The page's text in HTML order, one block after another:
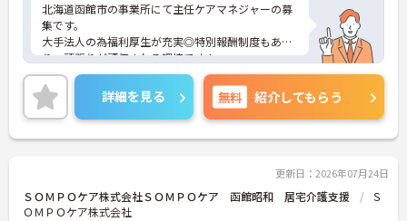
北海道函館市の事業所にて主任ケアマネジャーの募
集です。
大手法人の為福利厚生が充実◎特別報酬制度もあ
り、頑張りが評価される環境です！
リフレッシュ休暇が年間17日とプライベートとの両
立も可能です。
ご興味のある方には、面接対策ポイントなどさらに
詳細をお話いたしますので、お気軽にご相談くださ
い。
詳細を見る 無料 紹介してもらう
更新日：2026年07月24日
ＳＯＭＰＯケア株式会社ＳＯＭＰＯケア 函館昭和 居宅介護支援
Ｓ
ＯＭＰＯケア株式会社